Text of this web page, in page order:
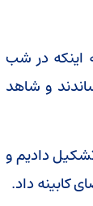
اینکه در شب
و شاهد
دادیم و
کابینه داد.